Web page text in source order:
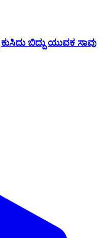
ಬಿದ್ದು ಯುವಕ ಸಾವು